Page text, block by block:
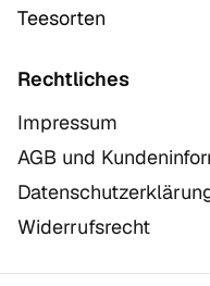
Teesorten
Rechtliches
Impressum
AGB und
Widerrufsrecht